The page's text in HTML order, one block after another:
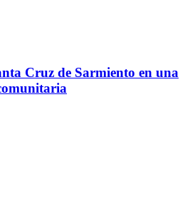
Cruz de Sarmiento en una